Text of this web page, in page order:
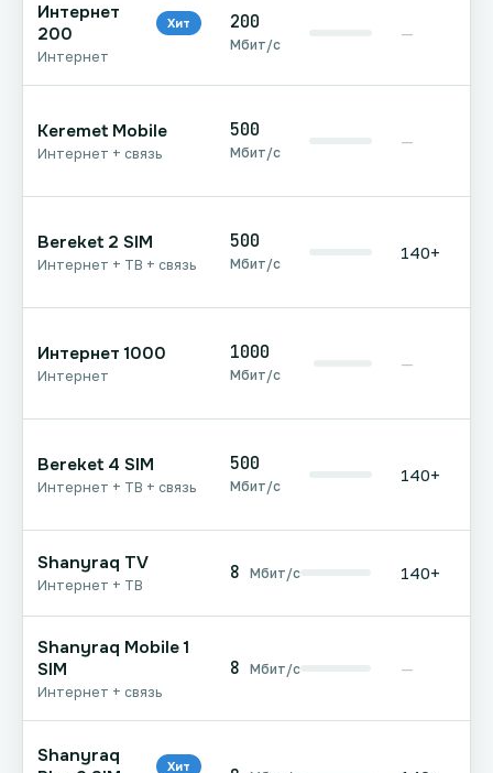
Интернет
200
Хит
Интернет
200
Мбит/с
—
Keremet Mobile
Интернет + связь
500
Мбит/с
—
Bereket 2 SIM
Интернет + ТВ + связь
500
Мбит/с
140+
Интернет 1000
Интернет
1000
Мбит/с
—
Bereket 4 SIM
Интернет + ТВ + связь
500
Мбит/с
140+
Shanyraq TV
Интернет + ТВ
8 Мбит/с 140+
Shanyraq Mobile 1
SIM
Интернет + связь
8 Мбит/с —
Shanyraq
Хит